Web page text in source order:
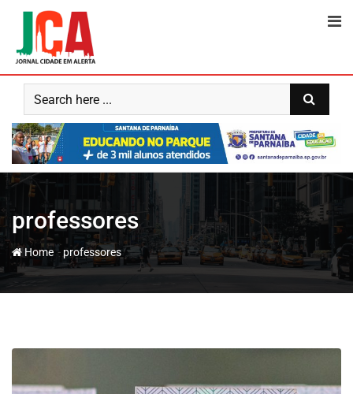
content
professores
Home-professores